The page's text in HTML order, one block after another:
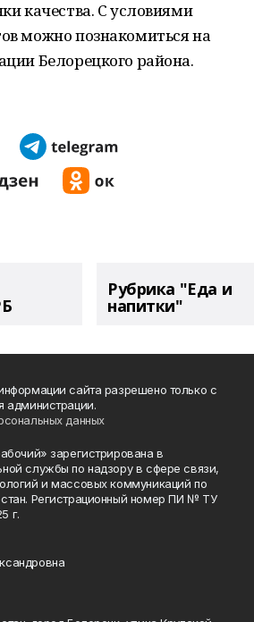
качества. С условиями
можно познакомиться на
Белорецкого района.
Рубрика "Еда и
напитки"
сайта разрешено только с
администрации.
данных
зарегистрирована в
службы по надзору в сфере связи,
и массовых коммуникаций по
Регистрационный номер ПИ № ТУ
г.